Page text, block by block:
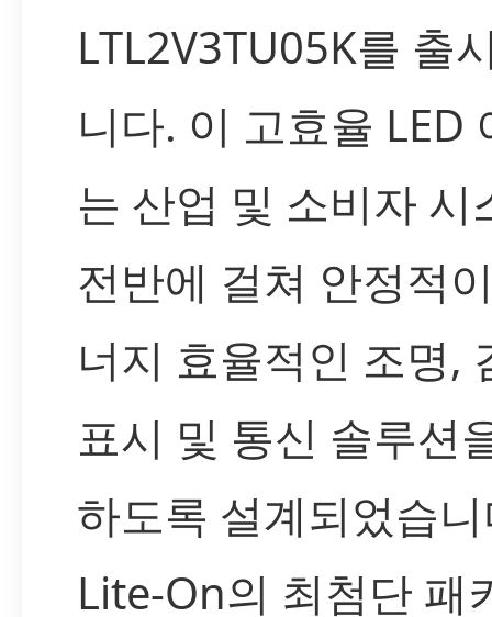
LTL2V3TU05K를 출
니다. 이 고효율 LED
는 산업 및 소비자 시
전반에 걸쳐 안정적
너지 효율적인 조명,
표시 및 통신 솔루션
하도록 설계되었습
Lite-On의 최첨단 패